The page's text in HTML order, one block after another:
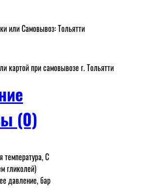
или Самовывоз: Тольятти
картой при самовывозе г. Тольятти
(0)
температура, С
гликолей)
давление, бар